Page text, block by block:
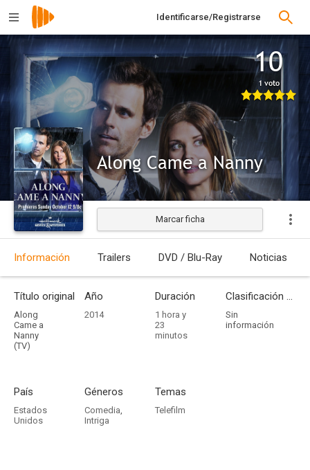
Identificarse/Registrarse
10
1 voto
Along Came a Nanny
Marcar ficha
Información Trailers DVD / Blu-Ray Noticias
Título original
Along
Came a
Nanny
(TV)
Año
2014
Duración
1 hora y
23
minutos
Clasificación por edades
Sin
información
País
Estados
Unidos
Géneros
Comedia,
Intriga
Temas
Telefilm